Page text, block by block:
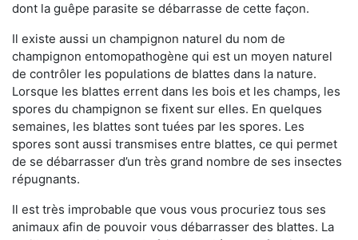
dont la guêpe parasite se débarrasse de cette façon.
Il existe aussi un champignon naturel du nom de
champignon entomopathogène qui est un moyen naturel
de contrôler les populations de blattes dans la nature.
Lorsque les blattes errent dans les bois et les champs, les
spores du champignon se fixent sur elles. En quelques
semaines, les blattes sont tuées par les spores. Les
spores sont aussi transmises entre blattes, ce qui permet
de se débarrasser d’un très grand nombre de ses insectes
répugnants.
Il est très improbable que vous vous procuriez tous ses
animaux afin de pouvoir vous débarrasser des blattes. La